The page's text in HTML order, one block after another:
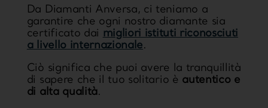
Da Diamanti Anversa, ci teniamo a
garantire che ogni nostro diamante sia
certificato dai migliori istituti riconosciuti
a livello internazionale.
Ciò significa che puoi avere la tranquillità
di sapere che il tuo solitario è autentico e
di alta qualità.